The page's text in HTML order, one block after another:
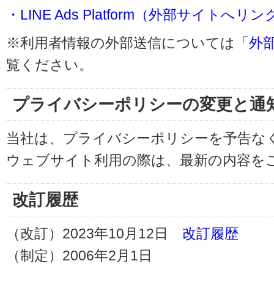
・LINE Ads Platform（外部サイトへリン
※利用者情報の外部送信については「外
覧ください。
プライバシーポリシーの変更と通
当社は、プライバシーポリシーを予告
ウェブサイト利用の際は、最新の内容を
改訂履歴
（改訂）2023年10月12日 改訂履歴
（制定）2006年2月1日